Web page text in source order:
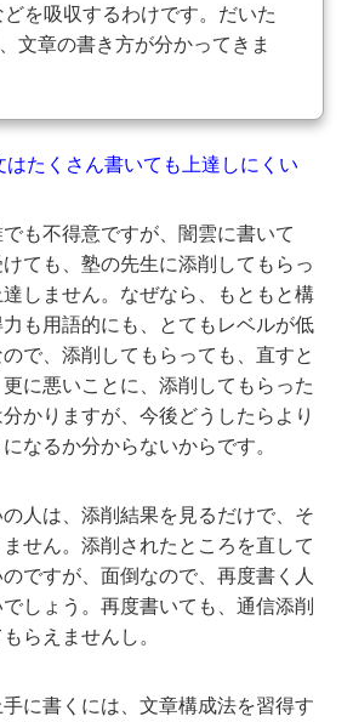
を吸収するわけです。だいた
文章の書き方が分かってきま
たくさん書いても上達しにくい
も不得意ですが、闇雲に書いて
ても、塾の先生に添削してもらっ
しません。なぜなら、もともと構
も用語的にも、とてもレベルが低
で、添削してもらっても、直すと
に悪いことに、添削してもらった
かりますが、今後どうしたらより
なるか分からないからです。
人は、添削結果を見るだけで、そ
せん。添削されたところを直して
ですが、面倒なので、再度書く人
しょう。再度書いても、通信添削
らえませんし。
に書くには、文章構成法を習得す